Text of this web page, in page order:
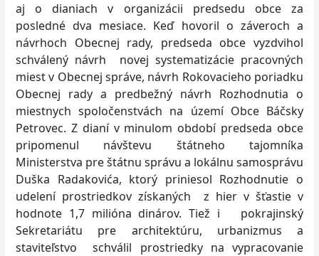
aj o dianiach v organizácii predsedu obce za
posledné dva mesiace. Keď hovoril o záveroch a
návrhoch Obecnej rady, predseda obce vyzdvihol
schválený návrh novej systematizácie pracovných
miest v Obecnej správe, návrh Rokovacieho poriadku
Obecnej rady a predbežný návrh Rozhodnutia o
miestnych spoločenstvách na území Obce Báčsky
Petrovec. Z dianí v minulom období predseda obce
pripomenul návštevu štátneho tajomníka
Ministerstva pre štátnu správu a lokálnu samosprávu
Duška Radakovića, ktorý priniesol Rozhodnutie o
udelení prostriedkov získaných z hier v šťastie v
hodnote 1,7 milióna dinárov. Tiež i pokrajinský
Sekretariátu pre architektúru, urbanizmus a
staviteľstvo schválil prostriedky na vypracovanie